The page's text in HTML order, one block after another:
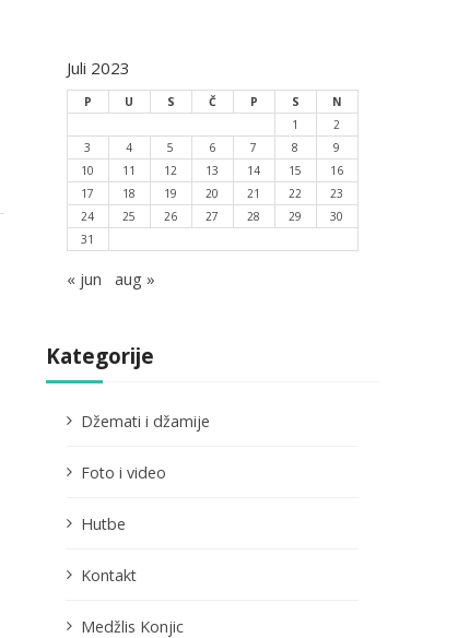
Juli 2023
P U S Č P S
N
1
2
3
4 5 6 7 8
9
10
11 12 13 14 15
16
17
18 19 20 21 22
23
24
25 26 27 28 29
30
31
« jun aug »
Kategorije
Džemati i džamije
Foto i video
Hutbe
Kontakt
Medžlis Konjic